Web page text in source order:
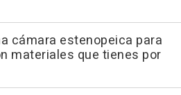
cámara estenopeica para
materiales que tienes por